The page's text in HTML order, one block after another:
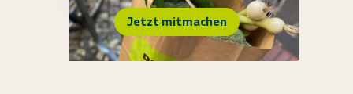
Jetzt mitmachen